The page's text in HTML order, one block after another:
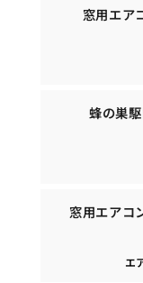
窓用エア
蜂の巣
窓用エアコ
エ